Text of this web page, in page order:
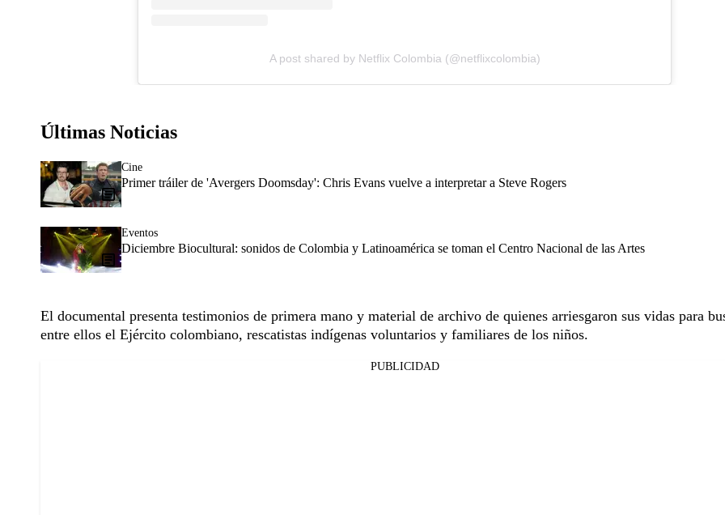
A post shared by Netflix Colombia (@netflixcolombia)
Últimas Noticias
Cine
Primer tráiler de 'Avergers Doomsday': Chris Evans vuelve a interpretar a Steve Rogers
Eventos
Diciembre Biocultural: sonidos de Colombia y Latinoamérica se toman el Centro Nacional de las Artes
El documental presenta testimonios de primera mano y material de archivo de quienes arriesgaron sus vidas para
entre ellos el Ejército colombiano, rescatistas indígenas voluntarios y familiares de los niños.
PUBLICIDAD